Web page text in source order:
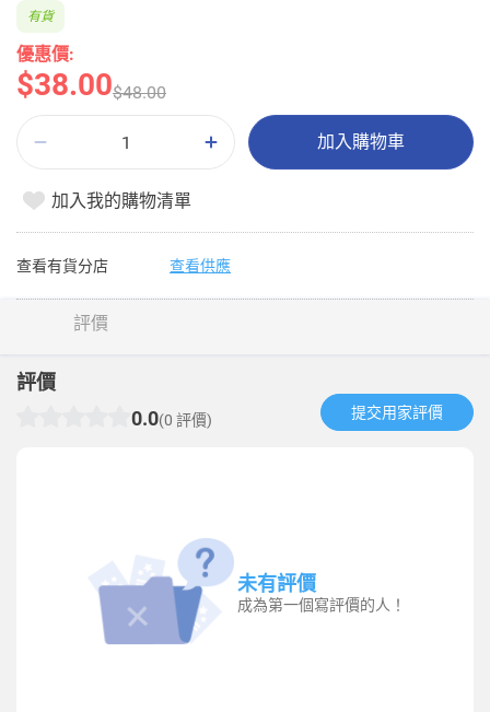
優惠價:
$38.00$48.00
有貨
加入購物車
加入我的購物清單
查看有貨分店 查看供應
評價
評價
0.0(0 評價) 提交用家評價​
未有評價
成為第一個寫評價的人！